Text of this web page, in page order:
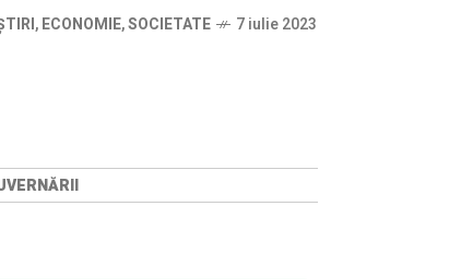
,ECONOMIE,SOCIETATE 7 iulie 2023